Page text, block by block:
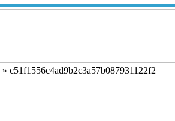
» c51f1556c4ad9b2c3a57b087931122f2